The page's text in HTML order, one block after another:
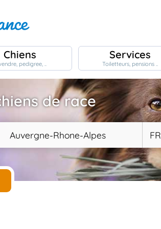
Chiens
pedigree, ..
Services
Toiletteurs, pensions ..
de race
Auvergne-Rhone-Alpes FR